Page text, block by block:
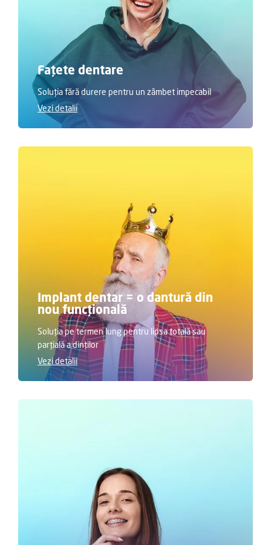
Fațete dentare
Soluția fără durere pentru un zâmbet impecabil
Vezi detalii
Implant dentar = o dantură din
nou funcțională
Soluția pe termen lung pentru lipsa totală sau
parțială a dinților
Vezi detalii